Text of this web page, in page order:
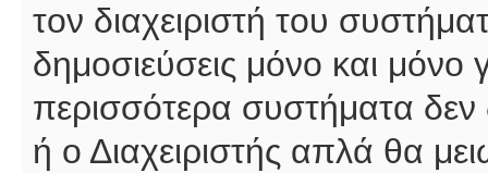
τον διαχειριστή του
δημοσιεύσεις μόνο και
περισσότερα συστήματα δεν
ή ο Διαχειριστής απλά θα